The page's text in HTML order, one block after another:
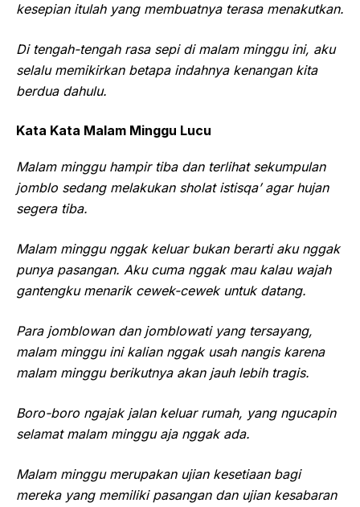
kesepian itulah yang membuatnya terasa menakutkan.
Di tengah-tengah rasa sepi di malam minggu ini, aku
selalu memikirkan betapa indahnya kenangan kita
berdua dahulu.
Kata Kata Malam Minggu Lucu
Malam minggu hampir tiba dan terlihat sekumpulan
jomblo sedang melakukan sholat istisqa’ agar hujan
segera tiba.
Malam minggu nggak keluar bukan berarti aku nggak
punya pasangan. Aku cuma nggak mau kalau wajah
gantengku menarik cewek-cewek untuk datang.
Para jomblowan dan jomblowati yang tersayang,
malam minggu ini kalian nggak usah nangis karena
malam minggu berikutnya akan jauh lebih tragis.
Boro-boro ngajak jalan keluar rumah, yang ngucapin
selamat malam minggu aja nggak ada.
Malam minggu merupakan ujian kesetiaan bagi
mereka yang memiliki pasangan dan ujian kesabaran